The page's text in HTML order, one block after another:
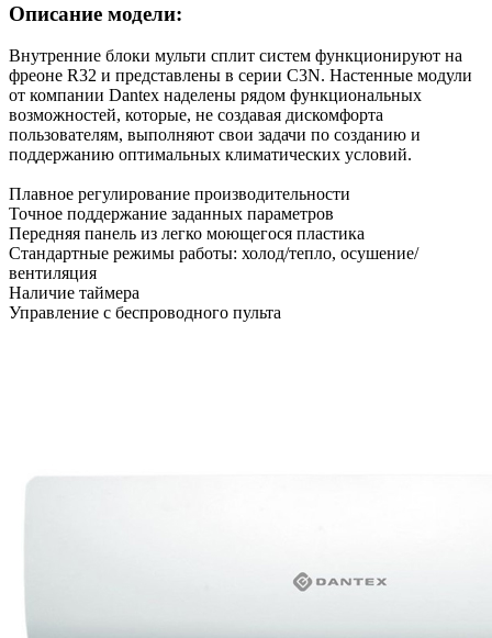
Описание модели:
Внутренние блоки мульти сплит систем функционируют на
фреоне R32 и представлены в серии C3N. Настенные модули
от компании Dantex наделены рядом функциональных
возможностей, которые, не создавая дискомфорта
пользователям, выполняют свои задачи по созданию и
поддержанию оптимальных климатических условий.
Плавное регулирование производительности
Точное поддержание заданных параметров
Передняя панель из легко моющегося пластика
Стандартные режимы работы: холод/тепло, осушение/
вентиляция
Наличие таймера
Управление с беспроводного пульта